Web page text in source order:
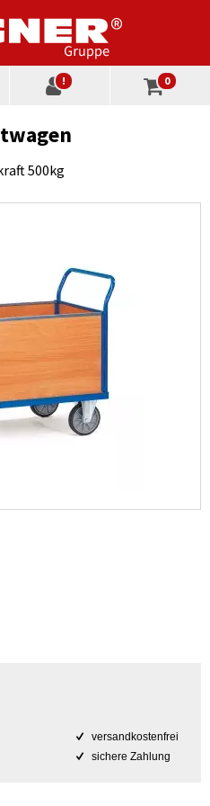
! 0
500kg
versandkostenfrei
sichere Zahlung